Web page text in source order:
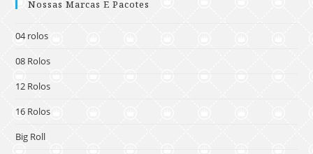
Nossas Marcas E Pacotes
04 rolos
08 Rolos
12 Rolos
16 Rolos
Big Roll